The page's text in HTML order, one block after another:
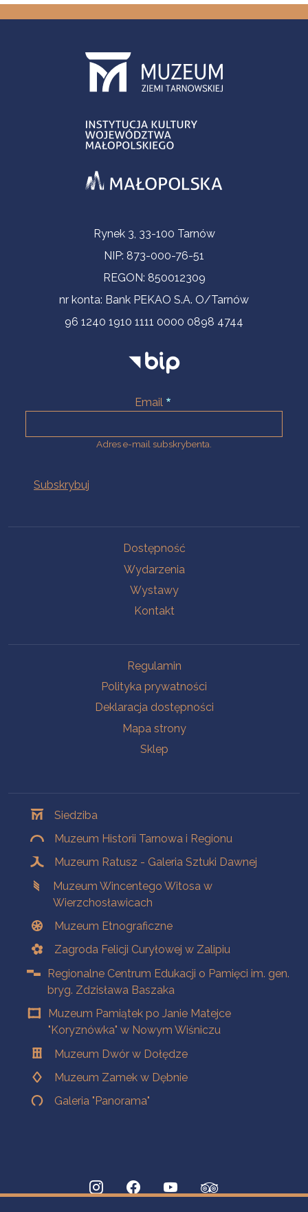
Informacje kontaktoweRynek 3, 33-100 Tarnów
NIP: 873-000-76-51
REGON: 850012309
nr konta: Bank PEKAO S.A. O/Tarnów
96 1240 1910 1111 0000 0898 4744
Email
Adres e-mail subskrybenta.
Dostępność
Wydarzenia
Wystawy
Kontakt
Regulamin
Polityka prywatności
Deklaracja dostępności
Mapa strony
Sklep
Siedziba
Muzeum Historii Tarnowa i Regionu
Muzeum Ratusz - Galeria Sztuki Dawnej
Muzeum Wincentego Witosa w
Wierzchosławicach
Muzeum Etnograficzne
Zagroda Felicji Curyłowej w Zalipiu
Regionalne Centrum Edukacji o Pamięci im. gen.
bryg. Zdzisława Baszaka
Muzeum Pamiątek po Janie Matejce
"Koryznówka" w Nowym Wiśniczu
Muzeum Dwór w Dołędze
Muzeum Zamek w Dębnie
Galeria "Panorama"